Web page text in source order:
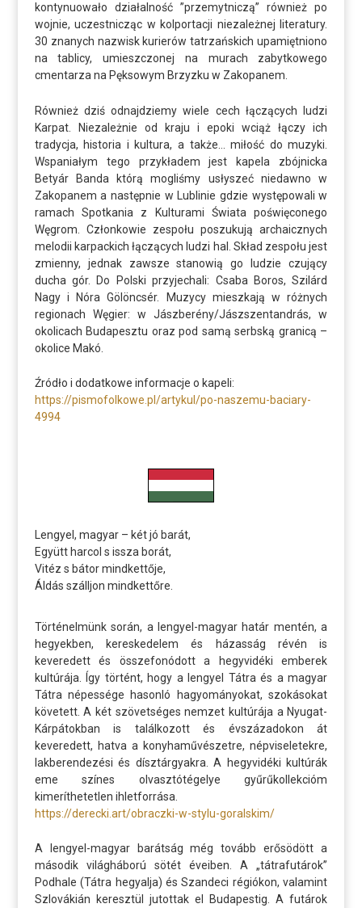
kontynuowało działalność ”przemytniczą” również po
wojnie, uczestnicząc w kolportacji niezależnej literatury.
30 znanych nazwisk kurierów tatrzańskich upamiętniono
na tablicy, umieszczonej na murach zabytkowego
cmentarza na Pęksowym Brzyzku w Zakopanem.
Również dziś odnajdziemy wiele cech łączących ludzi
Karpat. Niezależnie od kraju i epoki wciąż łączy ich
tradycja, historia i kultura, a także… miłość do muzyki.
Wspaniałym tego przykładem jest kapela zbójnicka
Betyár Banda którą mogliśmy usłyszeć niedawno w
Zakopanem a następnie w Lublinie gdzie występowali w
ramach Spotkania z Kulturami Świata poświęconego
Węgrom. Członkowie zespołu poszukują archaicznych
melodii karpackich łączących ludzi hal. Skład zespołu jest
zmienny, jednak zawsze stanowią go ludzie czujący
ducha gór. Do Polski przyjechali: Csaba Boros, Szilárd
Nagy i Nóra Gölöncsér. Muzycy mieszkają w różnych
regionach Węgier: w Jászberény/Jászszentandrás, w
okolicach Budapesztu oraz pod samą serbską granicą –
okolice Makó.
Źródło i dodatkowe informacje o kapeli:
https://pismofolkowe.pl/artykul/po-naszemu-baciary-
4994
Lengyel, magyar – két jó barát,
Együtt harcol s issza borát,
Vitéz s bátor mindkettője,
Áldás szálljon mindkettőre.
Történelmünk során, a lengyel-magyar határ mentén, a
hegyekben, kereskedelem és házasság révén is
keveredett és összefonódott a hegyvidéki emberek
kultúrája. Így történt, hogy a lengyel Tátra és a magyar
Tátra népessége hasonló hagyományokat, szokásokat
követett. A két szövetséges nemzet kultúrája a Nyugat-
Kárpátokban is találkozott és évszázadokon át
keveredett, hatva a konyhaművészetre, népviseletekre,
lakberendezési és dísztárgyakra. A hegyvidéki kultúrák
eme színes olvasztótégelye gyűrűkollekcióm
kimeríthetetlen ihletforrása.
https://derecki.art/obraczki-w-stylu-goralskim/
A lengyel-magyar barátság még tovább erősödött a
második világháború sötét éveiben. A „tátrafutárok”
Podhale (Tátra hegyalja) és Szandeci régiókon, valamint
Szlovákián keresztül jutottak el Budapestig. A futárok